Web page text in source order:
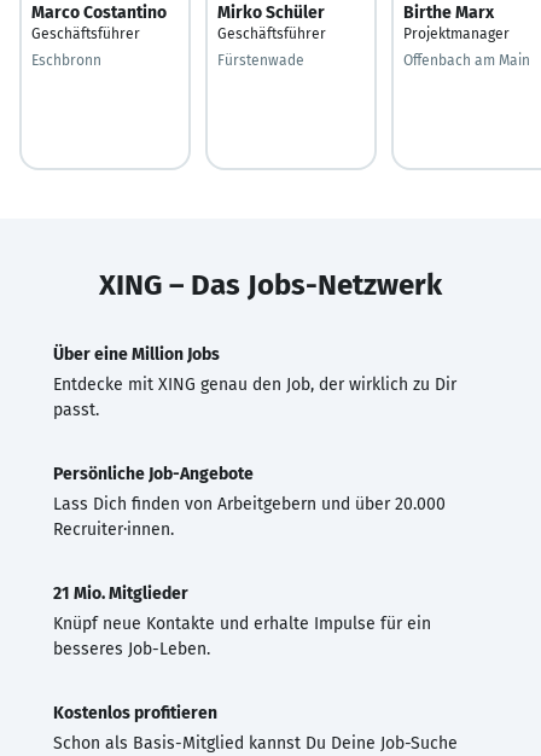
Marco Costantino
Geschäftsführer
Eschbronn
Mirko Schüler
Geschäftsführer
Fürstenwade
Birthe Marx
Projektmanager
Offenbach am Main
XING – Das Jobs-Netzwerk
Über eine Million Jobs
Entdecke mit XING genau den Job, der wirklich zu Dir
passt.
Persönliche Job-Angebote
Lass Dich finden von Arbeitgebern und über 20.000
Recruiter·innen.
21 Mio. Mitglieder
Knüpf neue Kontakte und erhalte Impulse für ein
besseres Job-Leben.
Kostenlos profitieren
Schon als Basis-Mitglied kannst Du Deine Job-Suche